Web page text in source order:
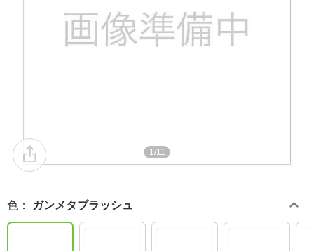
1/11
色 ： ガンメタブラッシュ